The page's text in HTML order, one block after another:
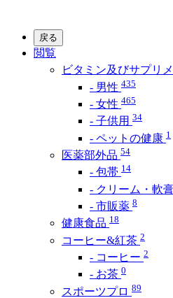
戻る
閲覧
ビタミン及びサプリ
- 男性 435
- 女性 465
- 子供用 34
- ペットの健康 1
医薬部外品 54
- 包帯 14
- クリーム・軟
- 市販薬 8
健康食品 18
コーヒー&紅茶 2
- コーヒー 2
- お茶 0
スポーツプロ 89